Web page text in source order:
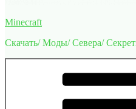
Minecraft
Скачать/ Моды/ Севера/